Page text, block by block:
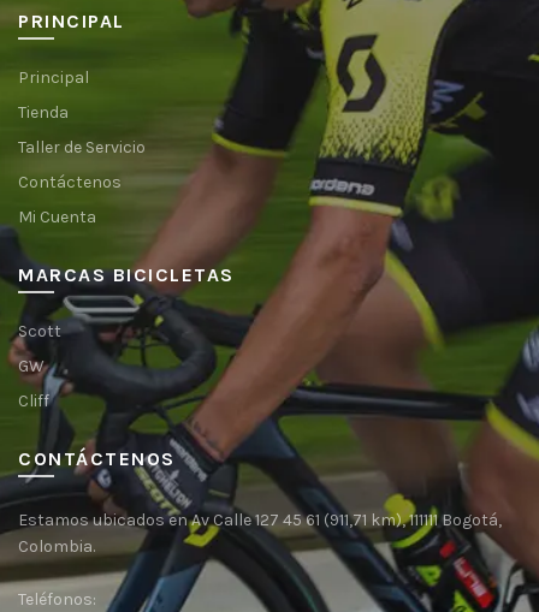
PRINCIPAL
Principal
Tienda
Taller de Servicio
Contáctenos
Mi Cuenta
MARCAS BICICLETAS
Scott
GW
Cliff
CONTÁCTENOS
Estamos ubicados en Av Calle 127 45 61 (911,71 km), 111111 Bogotá,
Colombia.
Teléfonos: